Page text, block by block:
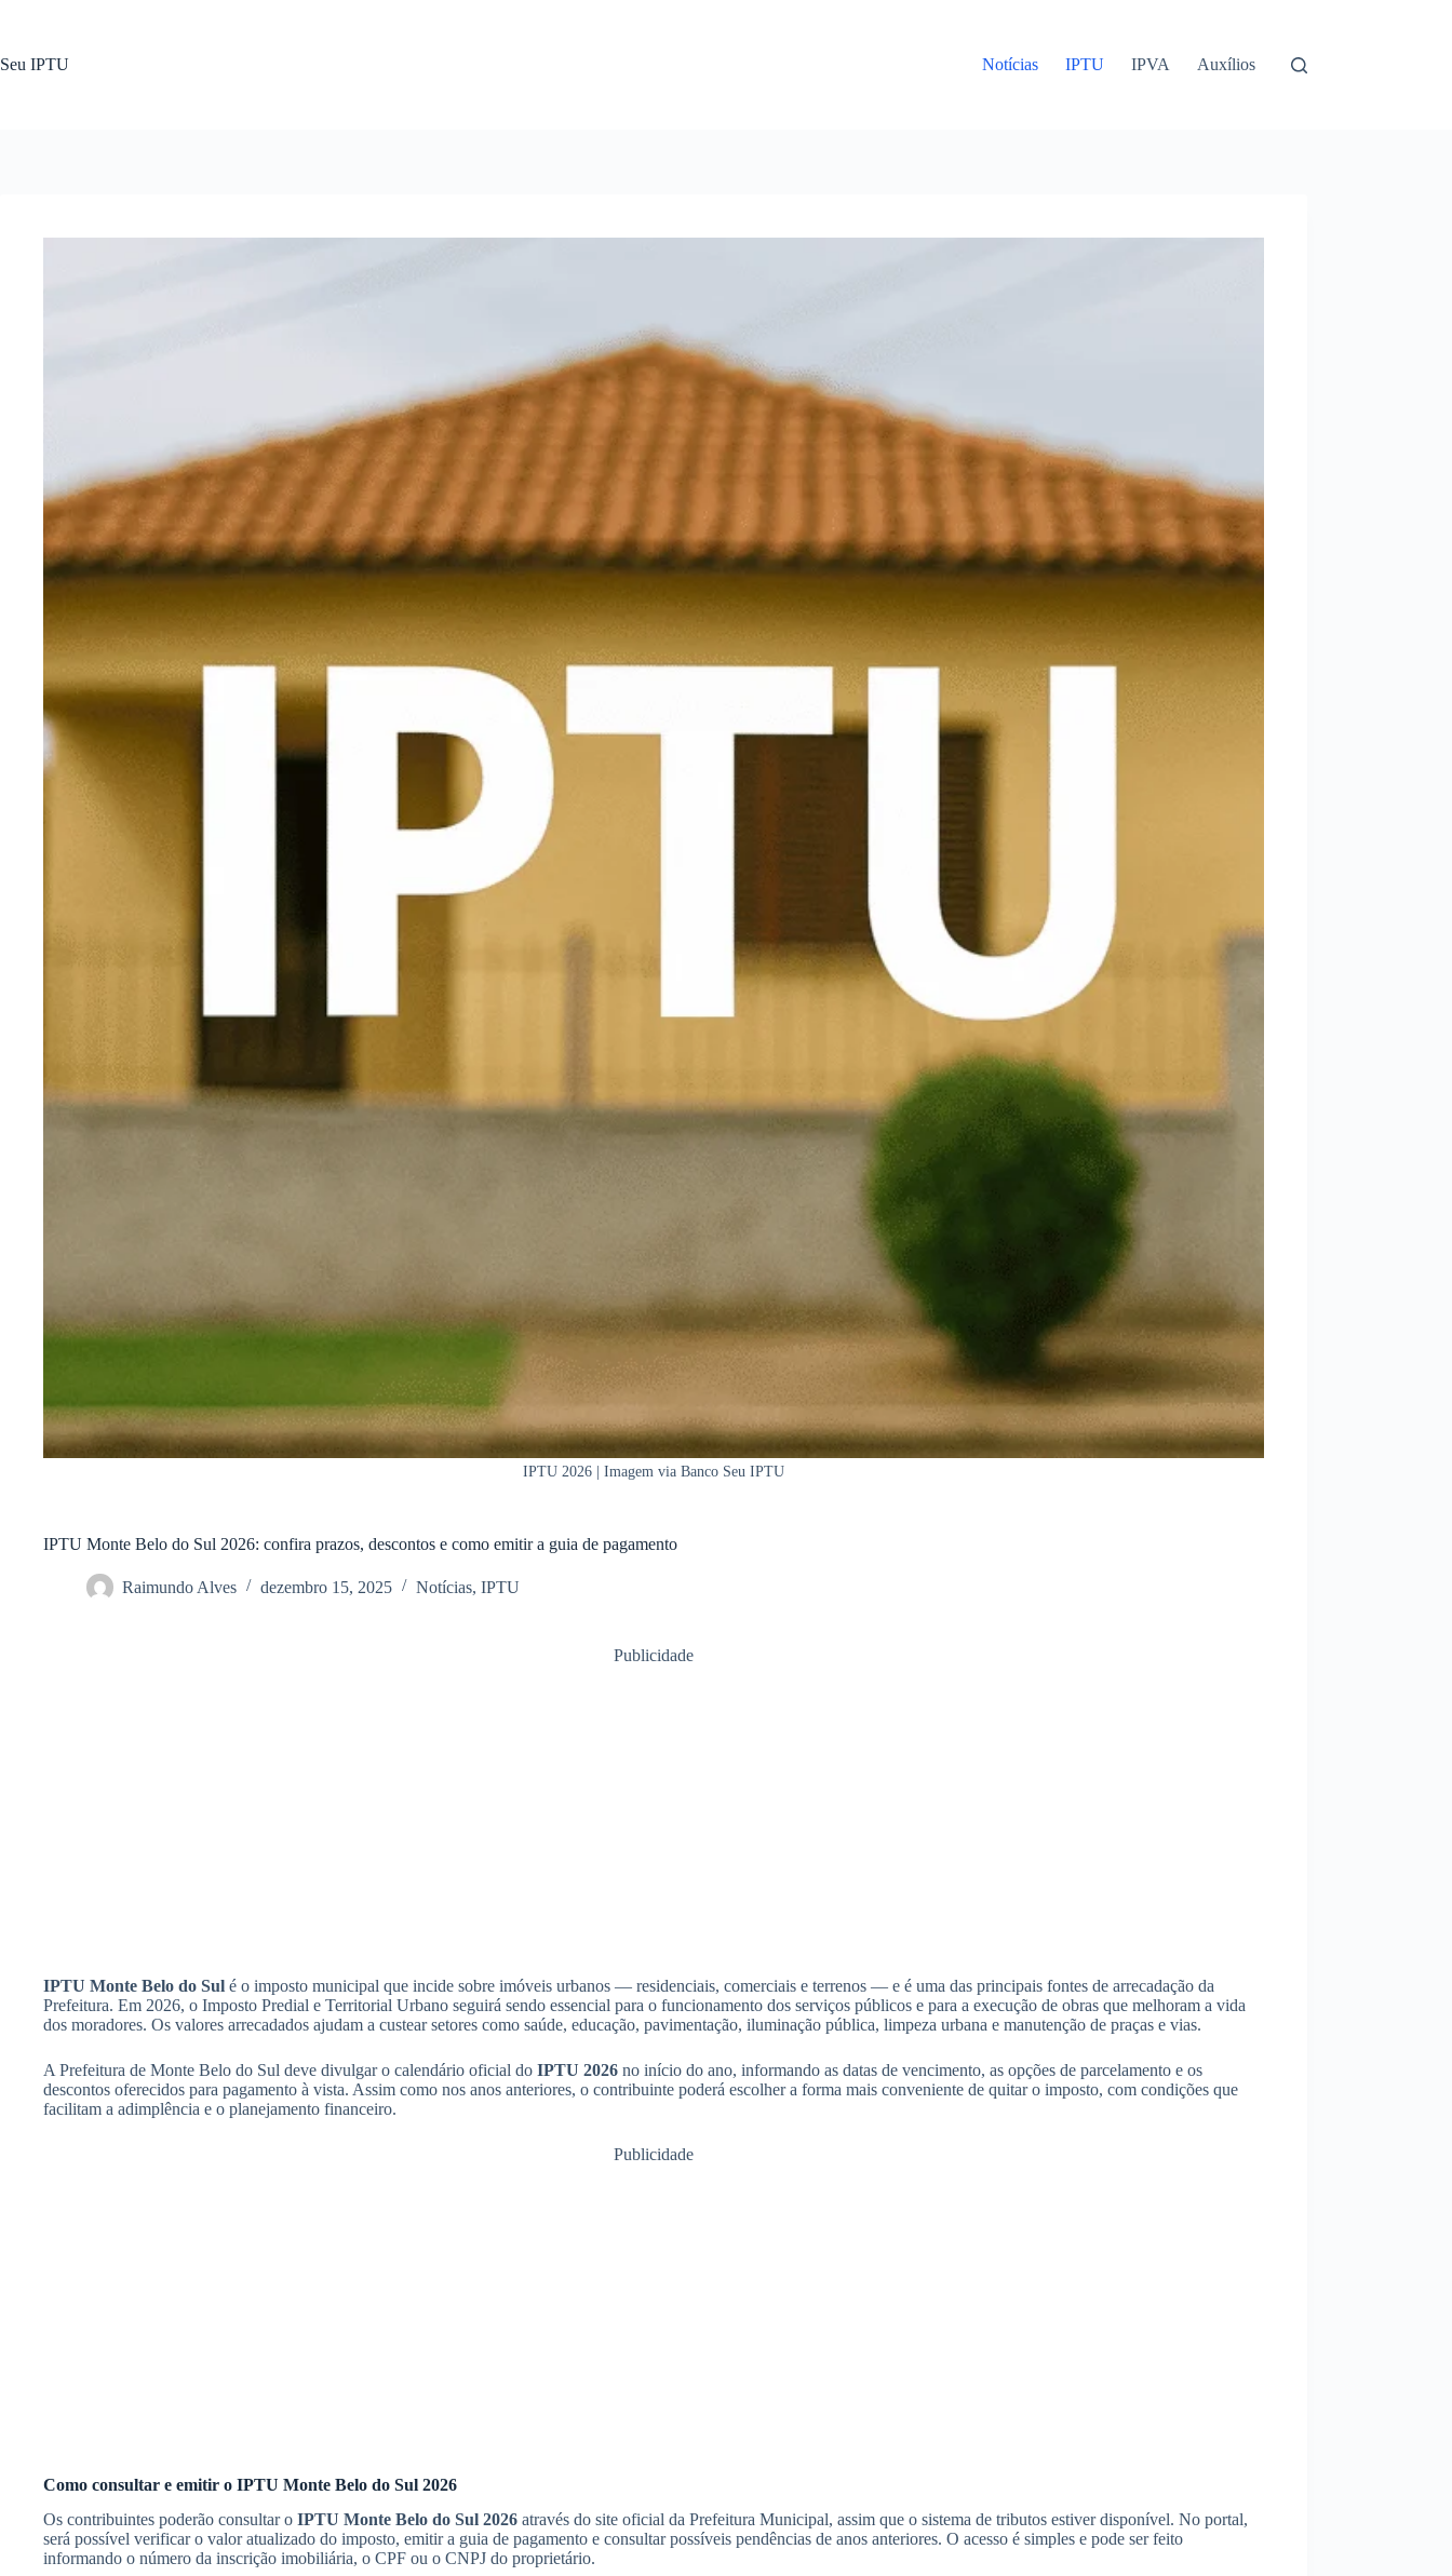
conteúdo
Seu IPTU Notícias IPTU IPVA Auxílios
IPTU 2026 | Imagem via Banco Seu IPTU
IPTU Monte Belo do Sul 2026: confira prazos, descontos e como emitir a guia de pagamento
Raimundo Alves dezembro 15, 2025 Notícias, IPTU
Publicidade
IPTU Monte Belo do Sul é o imposto municipal que incide sobre imóveis urbanos — residenciais, comerciais e terrenos — e é uma das principais fontes de arrecadação da
Prefeitura. Em 2026, o Imposto Predial e Territorial Urbano seguirá sendo essencial para o funcionamento dos serviços públicos e para a execução de obras que melhoram a vida
dos moradores. Os valores arrecadados ajudam a custear setores como saúde, educação, pavimentação, iluminação pública, limpeza urbana e manutenção de praças e vias.
A Prefeitura de Monte Belo do Sul deve divulgar o calendário oficial do IPTU 2026 no início do ano, informando as datas de vencimento, as opções de parcelamento e os
descontos oferecidos para pagamento à vista. Assim como nos anos anteriores, o contribuinte poderá escolher a forma mais conveniente de quitar o imposto, com condições que
facilitam a adimplência e o planejamento financeiro.
Publicidade
Como consultar e emitir o IPTU Monte Belo do Sul 2026
Os contribuintes poderão consultar o IPTU Monte Belo do Sul 2026 através do site oficial da Prefeitura Municipal, assim que o sistema de tributos estiver disponível. No portal,
será possível verificar o valor atualizado do imposto, emitir a guia de pagamento e consultar possíveis pendências de anos anteriores. O acesso é simples e pode ser feito
informando o número da inscrição imobiliária, o CPF ou o CNPJ do proprietário.